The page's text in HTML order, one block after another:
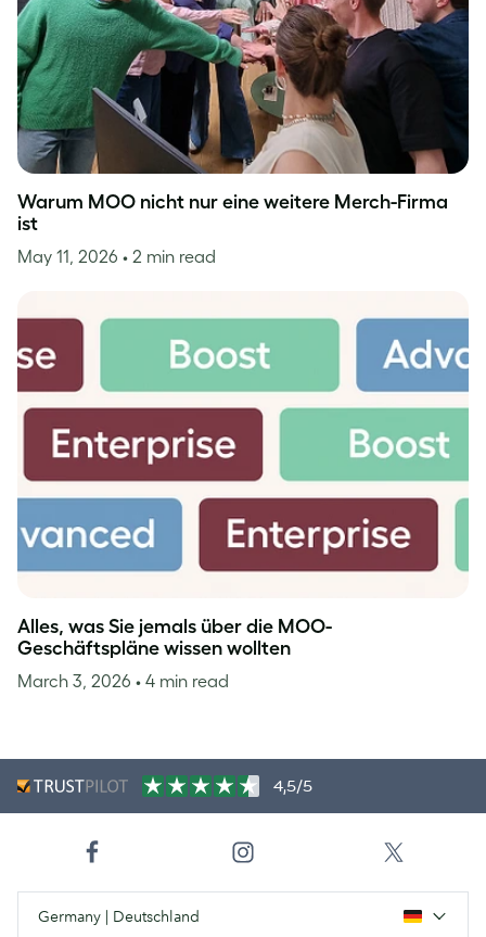
Warum MOO nicht nur eine weitere Merch-Firma
ist
May 11, 2026 • 2 min read
Alles, was Sie jemals über die MOO-
Geschäftspläne wissen wollten
March 3, 2026 • 4 min read
4,5/5
Germany | Deutschland